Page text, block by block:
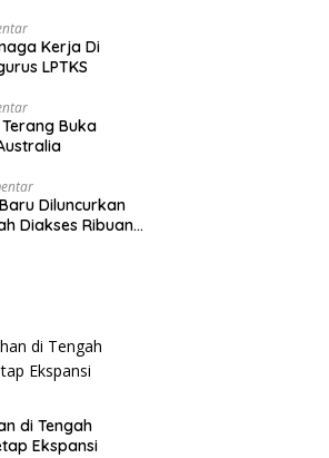
Kerja Di
LPTKS
Buka
Diluncurkan
Diakses Ribuan
di Tengah
Ekspansi